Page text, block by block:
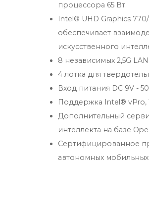
процессора 65 Вт.
Intel® UHD Graphics
обеспечивает
искусственного
8 независимых 2,5G
4 лотка для
Вход питания DC 9V -
Поддержка Intel® vPro,
Дополнительный
интеллекта на базе
Сертифицированное
автономных